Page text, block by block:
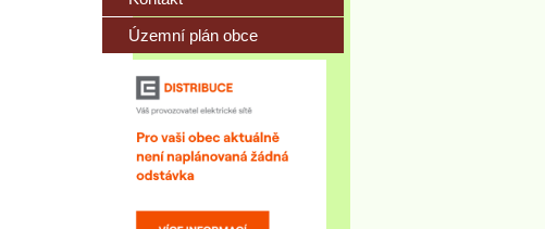
Územní plán obce